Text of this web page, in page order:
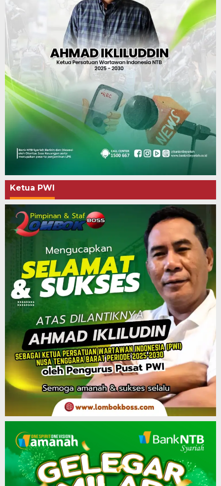
Ketua PWI